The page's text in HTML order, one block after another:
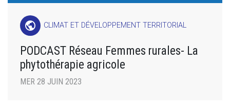
public CLIMAT ET DÉVELOPPEMENT TERRITORIAL
PODCAST Réseau Femmes rurales- La
phytothérapie agricole
MER 28 JUIN 2023